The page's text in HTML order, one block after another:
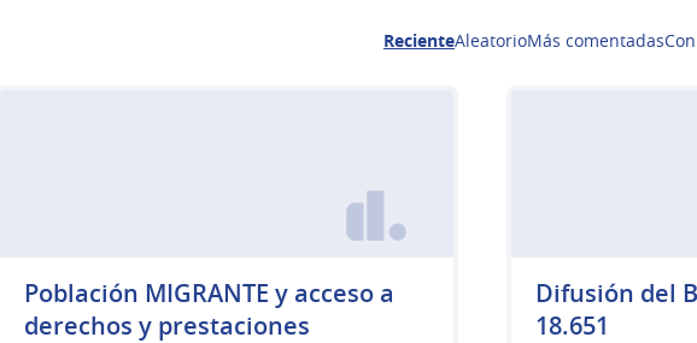
RecienteAleatorioMás comentadas
Población MIGRANTE y acceso a
derechos y prestaciones
Difusión del
18.651